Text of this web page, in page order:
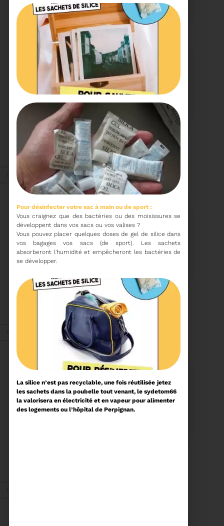
UN NOUVEAU PROJET
POUR LE SITE ARC IRIS
22/01/2026
PROCHAINE SÉANCE DU
COMITÉ SYNDICAL
CONVOCATION ET
ORDRE DU JOUR DU
COMITÉ SYNDICAL DU
MERCREDI 28 JANVIER
A 9H30
Voir plus
Déc. 2025
Recyclage
18/12/2025
COMMENT TRIER VOS
FÊTES
Pendant les fêtes de fin
d'année ne perdez pas
vos bons réflexes,
pensez à trier vos
déchets.
17/11/2025
Pour désinfecter votre sac à main ou de sport :
Vous craignez que des bactéries ou des moisissures se
développent dans vos sacs ou vos valises
Vous pouvez placer quelques doses de gel de silice dans
vos bagages vos sacs (de sport). Les sachets
absorberont l'humidité et empêcheront les bactéries de
se développer.
La silice n’est pas recyclable, une fois réutilisée jetez
les sachets dans la poubelle tout venant, le sydetom66
la valorisera en électricité et en vapeur pour alimenter
des logements ou l’hôpital de Perpignan.